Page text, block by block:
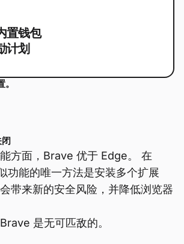
置钱包
计划
方面，Brave 优于 Edge。 在
功能的唯一方法是安装多个扩展
带来新的安全风险，并降低浏览器
是无可匹敌的。